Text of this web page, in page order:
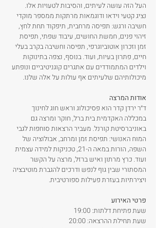
העל הזה עושה לעיתים, והסיבות לטעויות אלו.
נציג קטעי וידאו ודוגמאות מרתקות ממספר מוקדי
חשיבה ורגש: תפיסה מרחבית, תיפקוד תחת לחץ,
זיהוי פנים, חמשת החושים, עיבוד שפתי, תפיסת
זמן וזכרון אוטוביוגרפי, תפיסה וחשיבה בקרב בעלי
חיים, פתרון בעיות, ועוד. בנוסף, נצפה בתינוקות
וילדים המתמודדים עם אתגרים קוגניטיביים ונופתע
מיכולותיהם שלעיתים אף עולות על אלה שלנו.
אודות המרצה
ד״ר ירדן קדר הוא פסיכולוג וראש חוג לחינוך
במכללה האקדמית בית ברל, חוקר ומרצה גם
באוניברסיטת קורנל. מעביר הרצאות סוחפות לגבי
המוח האנושי: תפיסת זמן ומרחב, אבולוציה של
השפה, הורות במאה ה-21, טכניקות למידה עצמית
ועוד. כרץ מרתון ואיש ברזל, מרצה על הקשר
המסתורי שבין גוף לנפש ודרכים להגברת מוטיבציה
ויצירתיות בעזרת פעילות ספורטיבית.
פרטי האירוע
שעת פתיחת דלתות: 19:00
שעת תחילת ההרצאה: 20:00